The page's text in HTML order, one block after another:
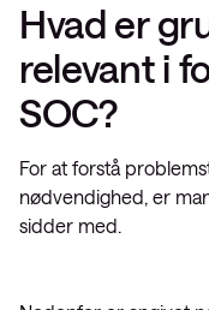
Hvad er
relevant i
SOC?
For at forstå
nødvendighed, er
sidder med.